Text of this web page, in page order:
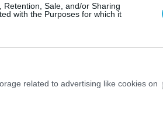
Sale, and/or Sharing
with the Purposes for which it
related to advertising like cookies on
της σωστής λειτουργίας